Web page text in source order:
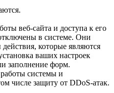
веб-сайта и доступа к его
в системе. Они
которые являются
ваших настроек
заполнение форм.
системы и
числе защиту от DDoS-атак.